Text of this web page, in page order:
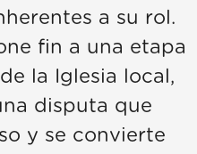
a su rol.
fin a una etapa
la Iglesia local,
disputa que
y se convierte